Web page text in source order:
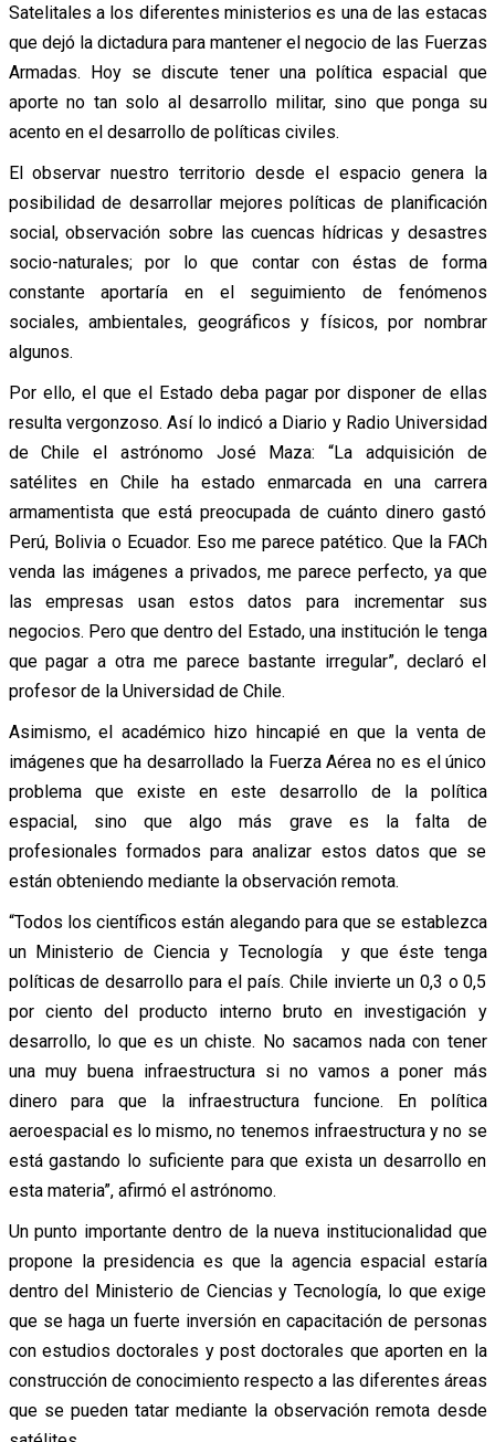
Satelitales a los diferentes ministerios es una de las estacas
que dejó la dictadura para mantener el negocio de las Fuerzas
Armadas. Hoy se discute tener una política espacial que
aporte no tan solo al desarrollo militar, sino que ponga su
acento en el desarrollo de políticas civiles.
El observar nuestro territorio desde el espacio genera la
posibilidad de desarrollar mejores políticas de planificación
social, observación sobre las cuencas hídricas y desastres
socio-naturales; por lo que contar con éstas de forma
constante aportaría en el seguimiento de fenómenos
sociales, ambientales, geográficos y físicos, por nombrar
algunos.
Por ello, el que el Estado deba pagar por disponer de ellas
resulta vergonzoso. Así lo indicó a Diario y Radio Universidad
de Chile el astrónomo José Maza: “La adquisición de
satélites en Chile ha estado enmarcada en una carrera
armamentista que está preocupada de cuánto dinero gastó
Perú, Bolivia o Ecuador. Eso me parece patético. Que la FACh
venda las imágenes a privados, me parece perfecto, ya que
las empresas usan estos datos para incrementar sus
negocios. Pero que dentro del Estado, una institución le tenga
que pagar a otra me parece bastante irregular”, declaró el
profesor de la Universidad de Chile.
Asimismo, el académico hizo hincapié en que la venta de
imágenes que ha desarrollado la Fuerza Aérea no es el único
problema que existe en este desarrollo de la política
espacial, sino que algo más grave es la falta de
profesionales formados para analizar estos datos que se
están obteniendo mediante la observación remota.
“Todos los científicos están alegando para que se establezca
un Ministerio de Ciencia y Tecnología
y que éste tenga
políticas de desarrollo para el país. Chile invierte un 0,3 o 0,5
por ciento del producto interno bruto en investigación y
desarrollo, lo que es un chiste. No sacamos nada con tener
una muy buena infraestructura si no vamos a poner más
dinero para que la infraestructura funcione. En política
aeroespacial es lo mismo, no tenemos infraestructura y no se
está gastando lo suficiente para que exista un desarrollo en
esta materia”, afirmó el astrónomo.
Un punto importante dentro de la nueva institucionalidad que
propone la presidencia es que la agencia espacial estaría
dentro del Ministerio de Ciencias y Tecnología, lo que exige
que se haga un fuerte inversión en capacitación de personas
con estudios doctorales y post doctorales que aporten en la
construcción de conocimiento respecto a las diferentes áreas
que se pueden tatar mediante la observación remota desde